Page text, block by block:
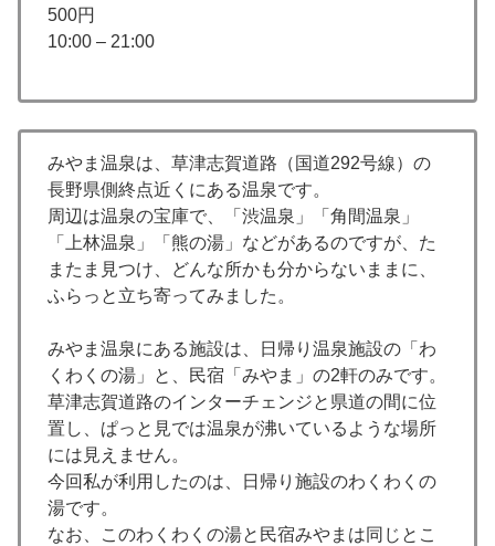
500円
10:00 – 21:00
みやま温泉は、草津志賀道路（国道292号線）の
長野県側終点近くにある温泉です。
周辺は温泉の宝庫で、「渋温泉」「角間温泉」
「上林温泉」「熊の湯」などがあるのですが、た
またま見つけ、どんな所かも分からないままに、
ふらっと立ち寄ってみました。
みやま温泉にある施設は、日帰り温泉施設の「わ
くわくの湯」と、民宿「みやま」の2軒のみです。
草津志賀道路のインターチェンジと県道の間に位
置し、ぱっと見では温泉が沸いているような場所
には見えません。
今回私が利用したのは、日帰り施設のわくわくの
湯です。
なお、このわくわくの湯と民宿みやまは同じとこ